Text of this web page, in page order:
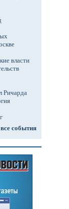
власти
Ричарда
все события